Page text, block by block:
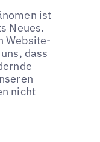
ist
Neues.
Website-
dass
nicht